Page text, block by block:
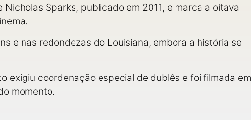
Sparks, publicado em 2011, e marca a oitava
e nas redondezas do Louisiana, embora a história se
exigiu coordenação especial de dublês e foi filmada em
momento.